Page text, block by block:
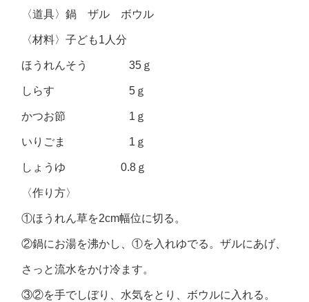
〈道具〉鍋 ザル ボウル
〈材料〉子ども1人分
ほうれんそう 35ｇ
しらす 5ｇ
かつお節 1ｇ
いりごま 1ｇ
しょうゆ 0.8ｇ
〈作り方〉
①ほうれん草を2cm幅位に切る。
②鍋にお湯を沸かし、①を入れゆでる。ザルにあげ、
さっと流水をかけ冷ます。
③②を手でしぼり、水気をとり、ボウルに入れる。